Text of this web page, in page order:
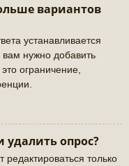
вариантов
устанавливается
нужно добавить
ограничение,
удалить опрос?
только